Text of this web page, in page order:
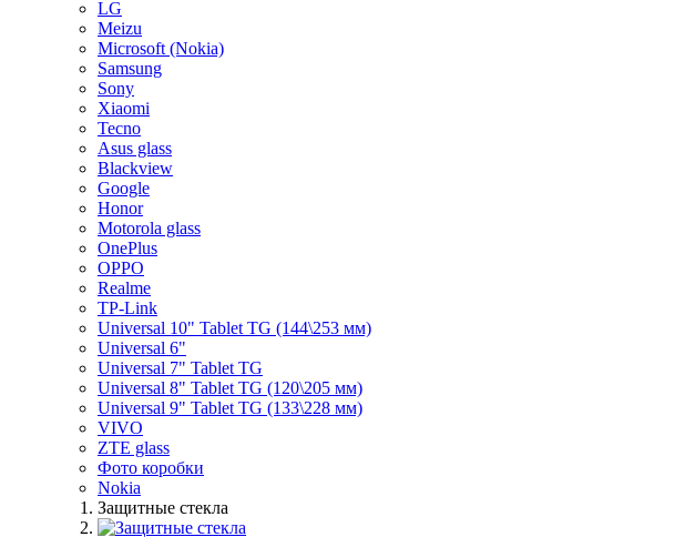
LG
Meizu
Microsoft (Nokia)
Samsung
Sony
Xiaomi
Tecno
Asus glass
Blackview
Google
Honor
Motorola glass
OnePlus
OPPO
Realme
TP-Link
Universal 10" Tablet TG (144\253 мм)
Universal 6"
Universal 7" Tablet TG
Universal 8" Tablet TG (120\205 мм)
Universal 9" Tablet TG (133\228 мм)
VIVO
ZTE glass
Фото коробки
Nokia
Защитные стекла